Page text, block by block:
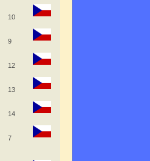
10
9
12
13
14
7